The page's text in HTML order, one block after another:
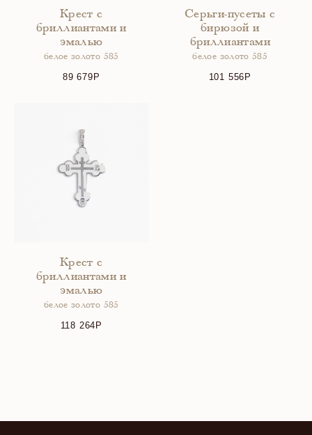
Крест с
бриллиантами и
эмалью
белое золото 585
89 679
Серьги-пусеты с
бирюзой и
бриллиантами
белое золото 585
101 556
Крест с
бриллиантами и
эмалью
белое золото 585
118 264